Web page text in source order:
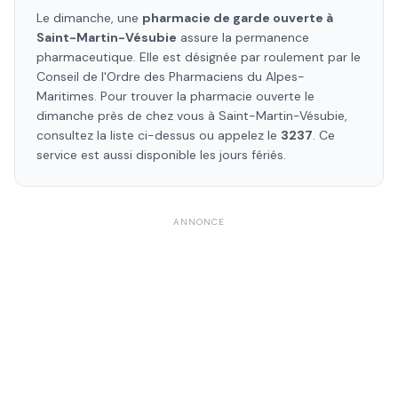
Le dimanche, une pharmacie de garde ouverte à
Saint-Martin-Vésubie assure la permanence
pharmaceutique. Elle est désignée par roulement par le
Conseil de l'Ordre des Pharmaciens du Alpes-
Maritimes. Pour trouver la pharmacie ouverte le
dimanche près de chez vous à Saint-Martin-Vésubie,
consultez la liste ci-dessus ou appelez le 3237. Ce
service est aussi disponible les jours fériés.
ANNONCE